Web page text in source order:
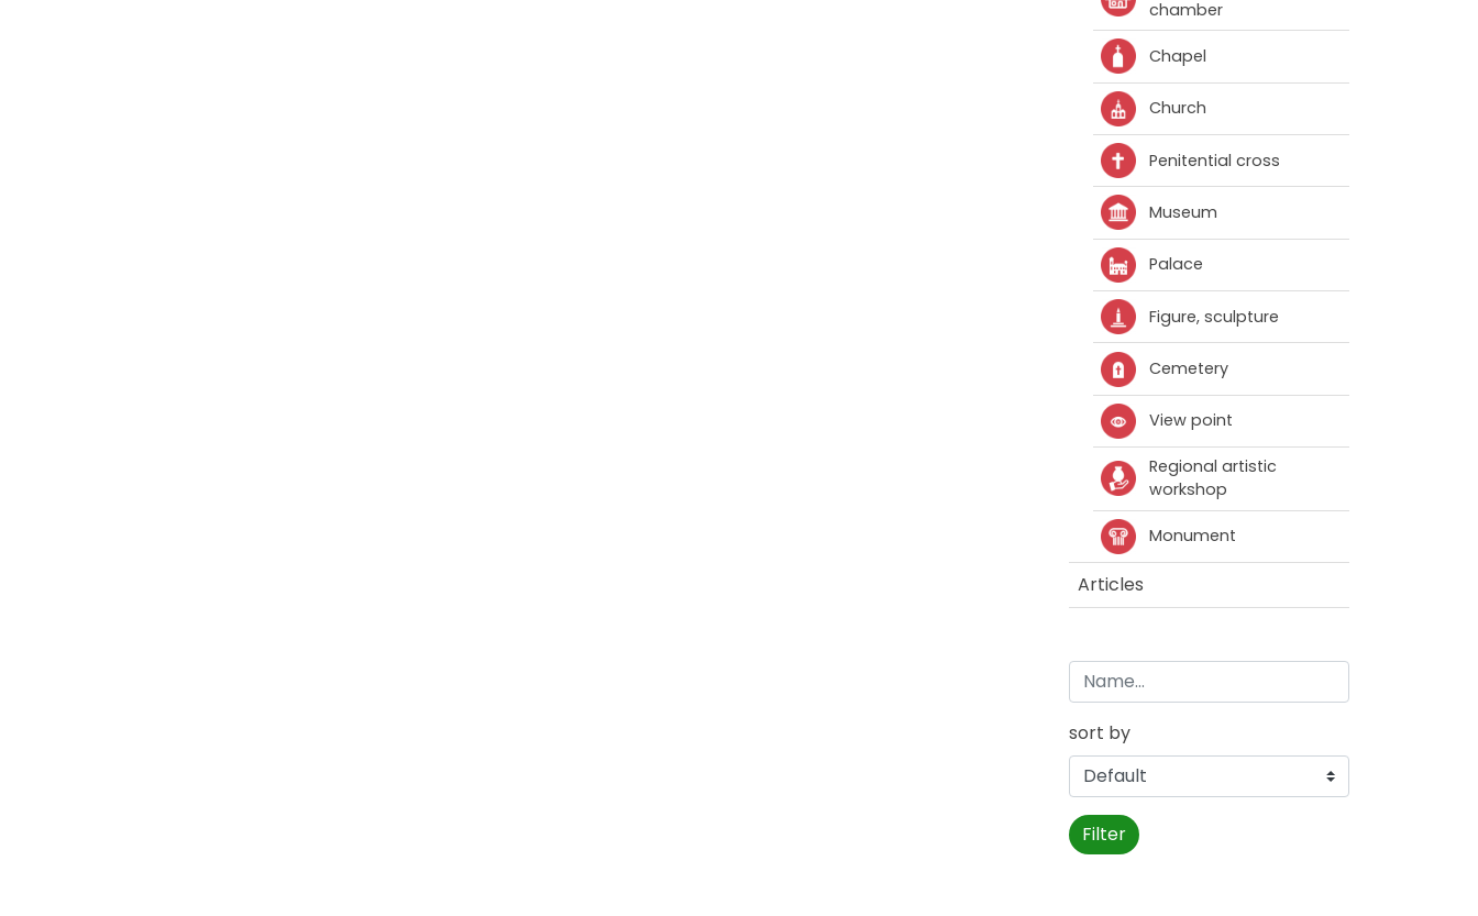
chamber
Chapel
Church
Penitential cross
Museum
Palace
Figure, sculpture
Cemetery
View point
Regional artistic
workshop
Monument
Articles
sort by
Filter